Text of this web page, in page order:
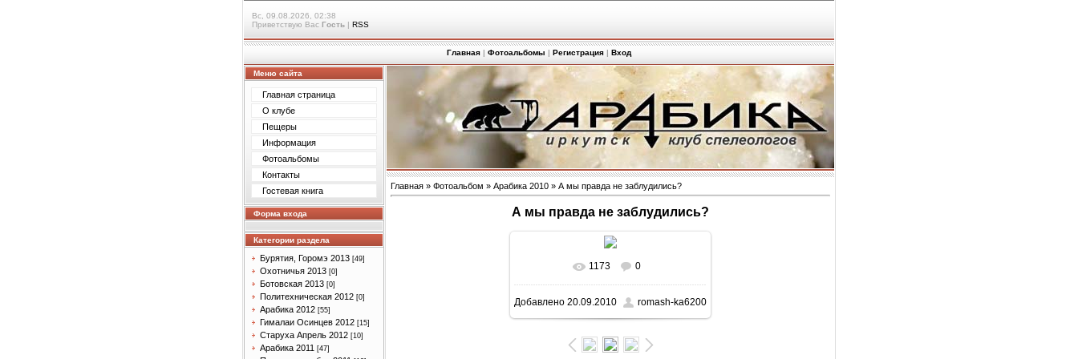
Вс, 09.08.2026, 02:38
Приветствую Вас Гость | RSS
Главная | Фотоальбомы | Регистрация | Вход
Меню сайта
Главная страница
О клубе
Пещеры
Информация
Фотоальбомы
Контакты
Гостевая книга
Форма входа
Категории раздела
Бурятия, Горомэ 2013 [49]
Охотничья 2013 [0]
Ботовская 2013 [0]
Политехническая 2012 [0]
Арабика 2012 [55]
Гималаи Осинцев 2012 [15]
Старуха Апрель 2012 [10]
Арабика 2011 [47]
Главная » Фотоальбом » Арабика 2010 » А мы правда не заблудились?
А мы правда не заблудились?
1173 0
Добавлено 20.09.2010 romash-ka6200